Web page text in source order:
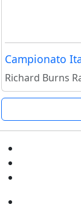
Campionato
Richard Burns